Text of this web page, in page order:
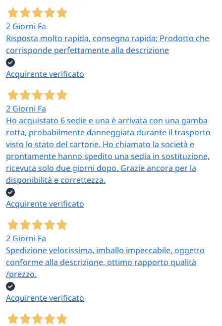
2 Giorni Fa
Risposta molto rapida, consegna rapida; Prodotto che
corrisponde perfettamente alla descrizione
Acquirente verificato
2 Giorni Fa
Ho acquistato 6 sedie e una è arrivata con una gamba
rotta, probabilmente danneggiata durante il trasporto
visto lo stato del cartone. Ho chiamato la società e
prontamente hanno spedito una sedia in sostituzione,
ricevuta solo due giorni dopo. Grazie ancora per la
disponibilità e correttezza.
Acquirente verificato
2 Giorni Fa
Spedizione velocissima, imballo impeccabile, oggetto
conforme alla descrizione, ottimo rapporto qualità
/prezzo.
Acquirente verificato